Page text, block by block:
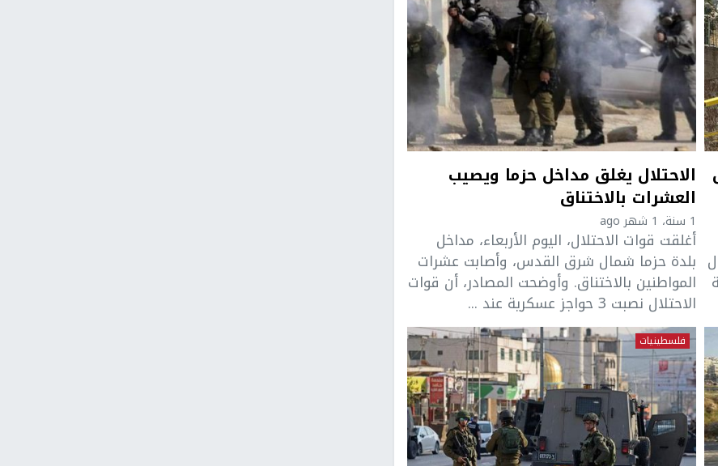
الاحتلال يغلق مداخل حزما ويصيب
العشرات بالاختناق
1 سنة، 1 شهر ago
أغلقت قوات الاحتلال، اليوم الأربعاء، مداخل
بلدة حزما شمال شرق القدس، وأصابت عشرات
المواطنين بالاختناق. وأوضحت المصادر، أن قوات
الاحتلال نصبت 3 حواجز عسكرية عند ...
فلسطينيات